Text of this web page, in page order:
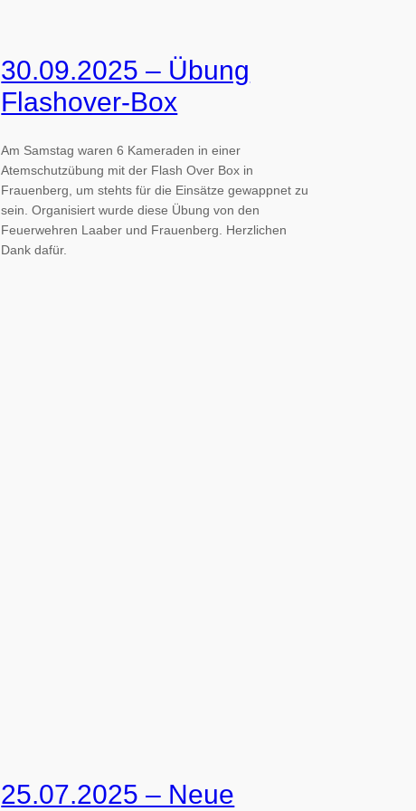
30.09.2025 – Übung
Flashover-Box
Am Samstag waren 6 Kameraden in einer
Atemschutzübung mit der Flash Over Box in
Frauenberg, um stehts für die Einsätze gewappnet zu
sein. Organisiert wurde diese Übung von den
Feuerwehren Laaber und Frauenberg. Herzlichen
Dank dafür.
25.07.2025 – Neue